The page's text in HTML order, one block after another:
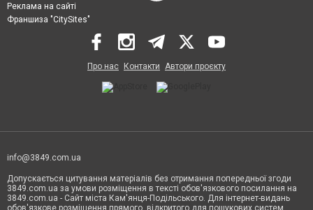
Реклама на сайті
Франшиза "CitySites"
Про нас Контакти Автори проєкту
info@3849.com.ua
Допускається цитування матеріалів без отримання попередньої згоди
3849.com.ua за умови розміщення в тексті обов'язкового посилання на
3849.com.ua - Сайт міста Кам'янця-Подільського. Для інтернет-видань